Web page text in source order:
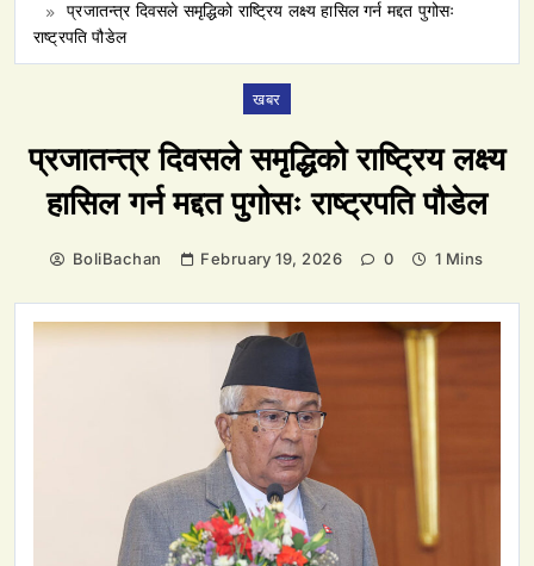
प्रजातन्त्र दिवसले समृद्धिको राष्ट्रिय लक्ष्य हासिल गर्न मद्दत पुगोसः
राष्ट्रपति पौडेल
खबर
प्रजातन्त्र दिवसले समृद्धिको राष्ट्रिय लक्ष्य
हासिल गर्न मद्दत पुगोसः राष्ट्रपति पौडेल
BoliBachan February 19, 2026 0 1 Mins